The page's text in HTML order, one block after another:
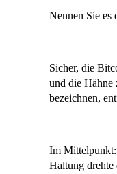
Nennen Sie es
Sicher, die
und die Hähne
bezeichnen,
Im Mittelpunkt:
Haltung drehte